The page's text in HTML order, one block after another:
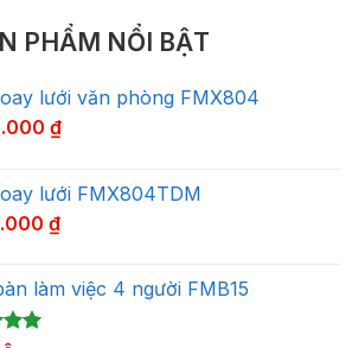
PHẨM NỔI BẬT
lưới văn phòng FMX804
₫
lưới FMX804TDM
₫
làm việc 4 người FMB15